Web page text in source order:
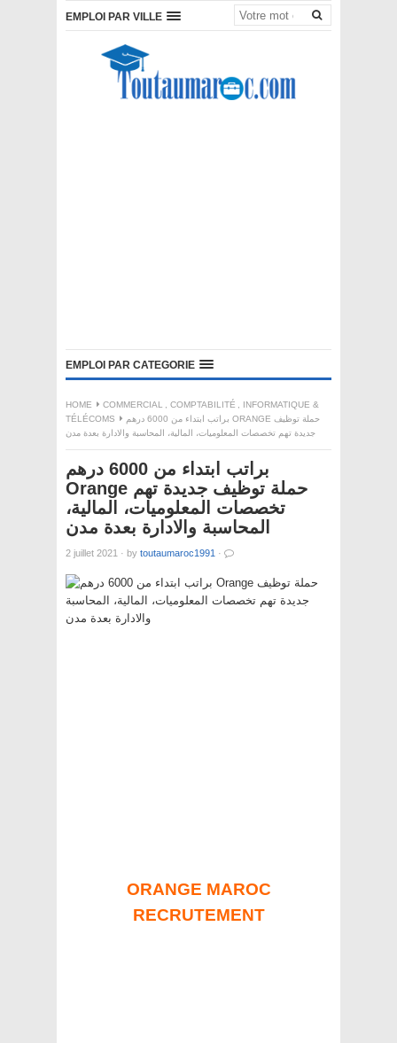
EMPLOI PAR VILLE
EMPLOI PAR CATEGORIE
HOME COMMERCIAL , COMPTABILITÉ ,
INFORMATIQUE &
TÉLÉCOMS
براتب ابتداء من 6000 درهم ORANGE حملة توظيف
جديدة تهم تخصصات المعلوميات، المالية، المحاسبة والادارة بعدة مدن
براتب ابتداء من 6000 درهم
Orange حملة توظيف جديدة تهم
تخصصات المعلوميات، المالية،
المحاسبة والادارة بعدة مدن
2 juillet 2021 · by toutaumaroc1991 ·
ORANGE MAROC
RECRUTEMENT